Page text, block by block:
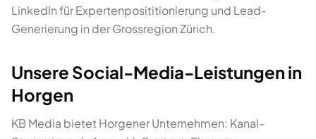
LinkedIn für Expertenposititionierung und Lead-
Generierung in der Grossregion Zürich.
Unsere Social-Media-Leistungen in
Horgen
KB Media bietet Horgener Unternehmen: Kanal-